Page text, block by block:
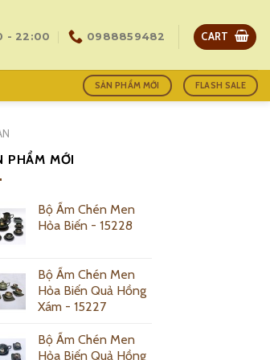
- 22:00 0988859482 CART
SẢN PHẨM MỚI FLASH SALE
PHẨM MỚI
Bộ Ấm Chén Men
Hỏa Biến - 15228
Bộ Ấm Chén Men
Hỏa Biến Quả Hồng
Xám - 15227
Bộ Ấm Chén Men
Hỏa Biến Quả Hồng